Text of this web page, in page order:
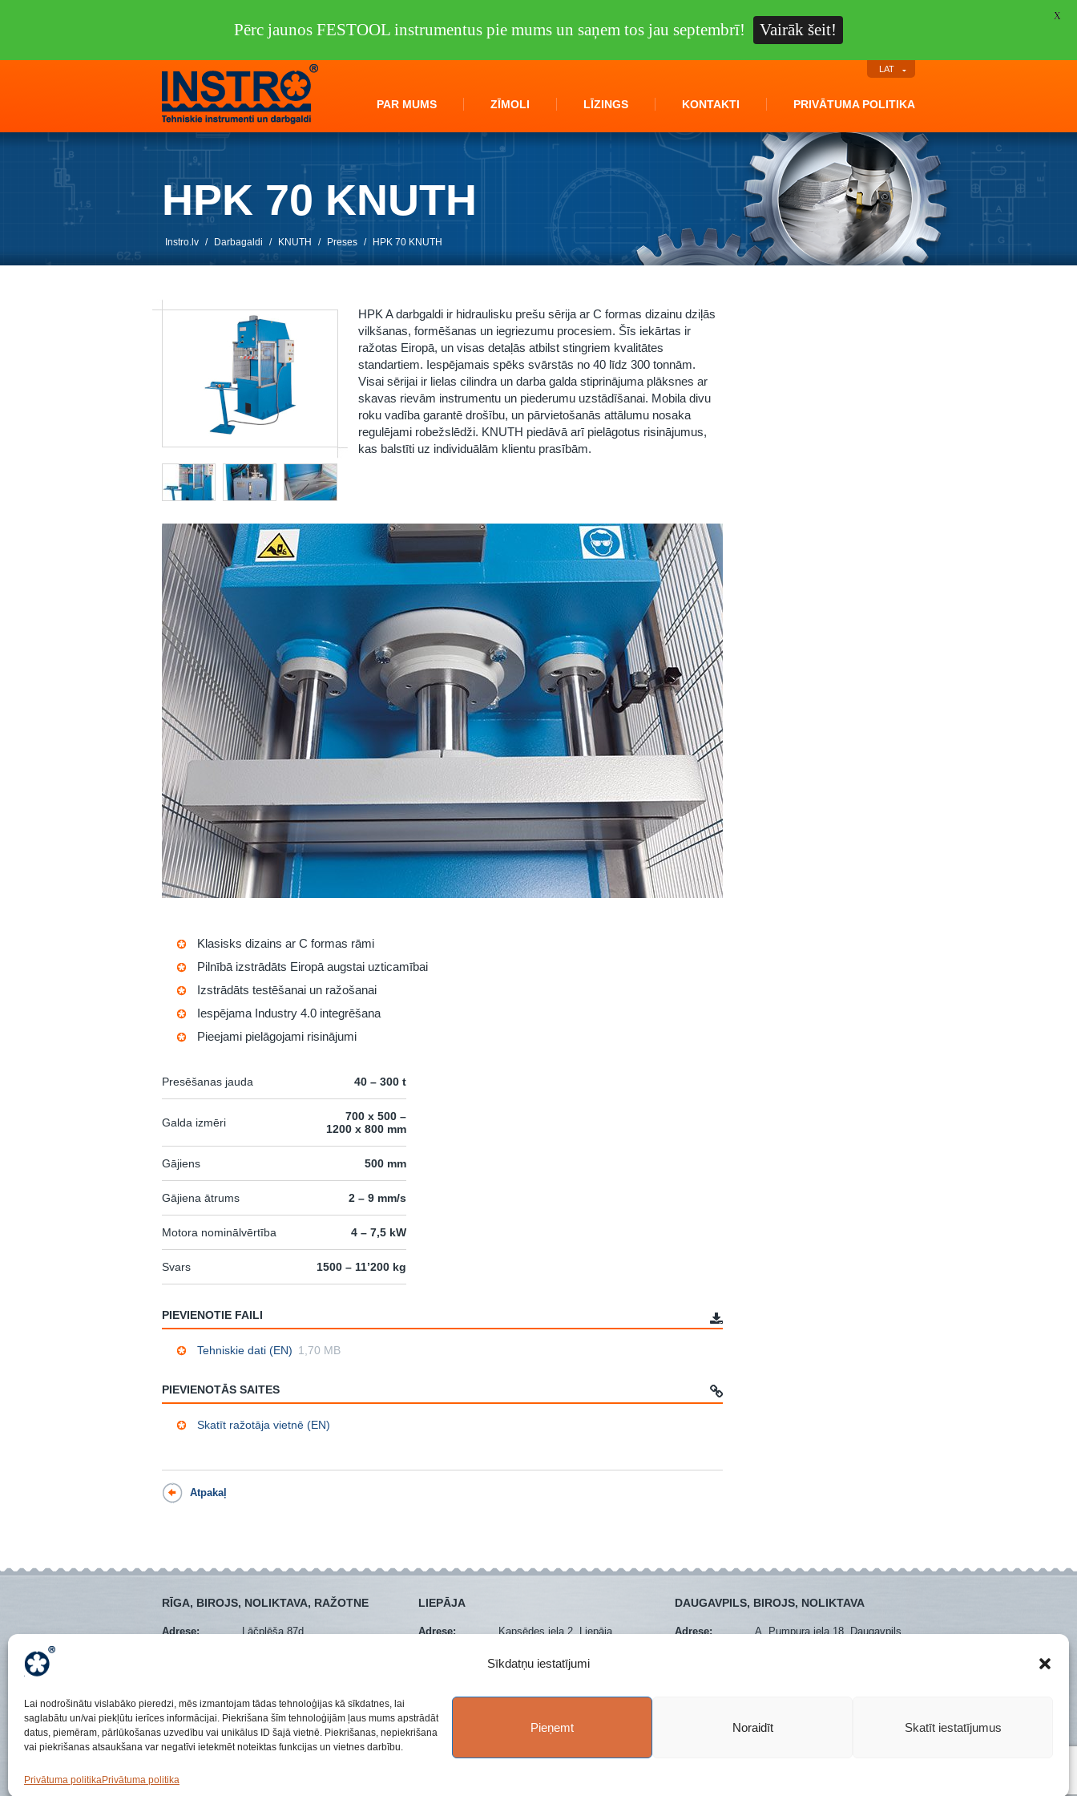
Sīkdatņu iestatījumi
Lai nodrošinātu vislabāko pieredzi, mēs izmantojam tādas tehnoloģijas kā sīkdatnes, lai
saglabātu un/vai piekļūtu ierīces informācijai. Piekrišana šīm tehnoloģijām ļaus mums apstrādāt
datus, piemēram, pārlūkošanas uzvedību vai unikālus ID šajā vietnē. Piekrišanas, nepiekrišana
vai piekrišanas atsaukšana var negatīvi ietekmēt noteiktas funkcijas un vietnes darbību.
Pieņemt Noraidīt Skatīt iestatījumus
Privātuma politikaPrivātuma politika
PAR MUMS ZĪMOLI LĪZINGS KONTAKTI PRIVĀTUMA POLITIKA
LAT
HPK 70 KNUTH
Instro.lv / Darbagaldi / KNUTH / Preses / HPK 70 KNUTH
HPK A darbgaldi ir hidraulisku prešu sērija ar C formas dizainu dziļās
vilkšanas, formēšanas un iegriezumu procesiem. Šīs iekārtas ir
ražotas Eiropā, un visas detaļās atbilst stingriem kvalitātes
standartiem. Iespējamais spēks svārstās no 40 līdz 300 tonnām.
Visai sērijai ir lielas cilindra un darba galda stiprinājuma plāksnes ar
skavas rievām instrumentu un piederumu uzstādīšanai. Mobila divu
roku vadība garantē drošību, un pārvietošanās attālumu nosaka
regulējami robežslēdži. KNUTH piedāvā arī pielāgotus risinājumus,
kas balstīti uz individuālām klientu prasībām.
Klasisks dizains ar C formas rāmi
Pilnībā izstrādāts Eiropā augstai uzticamībai
Izstrādāts testēšanai un ražošanai
Iespējama Industry 4.0 integrēšana
Pieejami pielāgojami risinājumi
Presēšanas jauda 40 – 300 t
Galda izmēri
700 x 500 –
1200 x 800 mm
Gājiens 500 mm
Gājiena ātrums 2 – 9 mm/s
Motora nominālvērtība 4 – 7,5 kW
Svars 1500 – 11’200 kg
PIEVIENOTIE FAILI
Tehniskie dati (EN) 1,70 MB
PIEVIENOTĀS SAITES
Skatīt ražotāja vietnē (EN)
Atpakaļ
RĪGA, BIROJS, NOLIKTAVA, RAŽOTNE
Adrese:
Lāčplēša 87d
Visi kontakti
LIEPĀJA
Adrese:
Kapsēdes iela 2, Liepāja
veikals@instro.lv
DAUGAVPILS, BIROJS, NOLIKTAVA
Adrese:
A. Pumpura iela 18, Daugavpils
Pērc jaunos FESTOOL instrumentus pie mums un saņem tos jau septembrī! Vairāk šeit!
X